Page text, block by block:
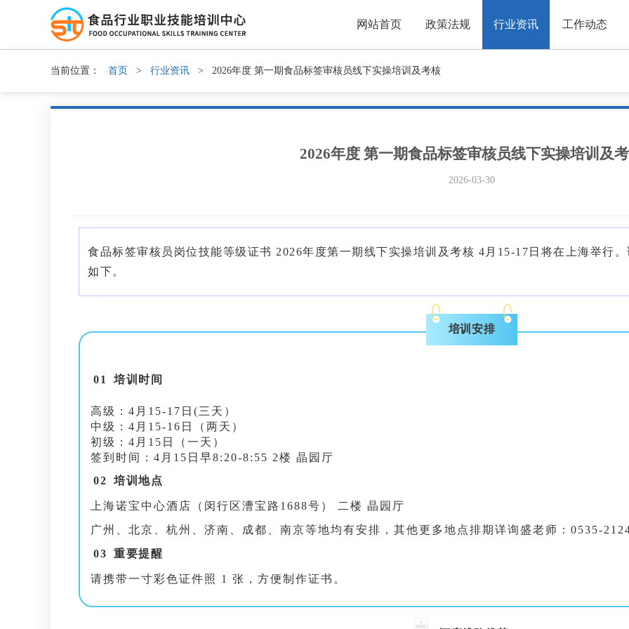
网站首页 政策法规 行业资讯 工作动态
当前位置： 首页 > 行业资讯 > 2026年度 第一期食品标签审核员线下实操培训及考核
2026年度 第一期食品标签审核员线下实操培训及
2026-03-30
食品标签审核员岗位技能等级证书 2026年度第一期线下实操培训及考核 4月15-17日将在上海举行
如下。
培训安排
01 培训时间
高级：4月15-17日(三天）
中级：4月15-16日（两天）
初级：4月15日（一天）
签到时间：4月15日早8:20-8:55 2楼 晶园 厅
02 培训地点
上海诺宝中心酒店（ 闵行区漕宝路1688号） 二楼 晶园厅
广州、北京、杭州、济南、成都、南京等地均有安排，其他更多地点排期详询盛老师：0535-
03 重要提醒
请携带一寸彩色证件照 1 张，方便制作证书 。